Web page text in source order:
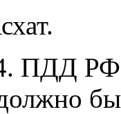
ПДД